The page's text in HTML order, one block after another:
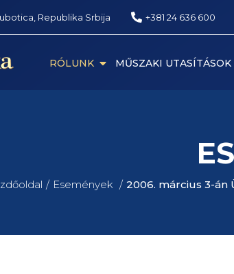
Republika Srbija +381 24 636 600
RÓLUNK MŰSZAKI UTASÍTÁSOK
Események 2006. március 3-án